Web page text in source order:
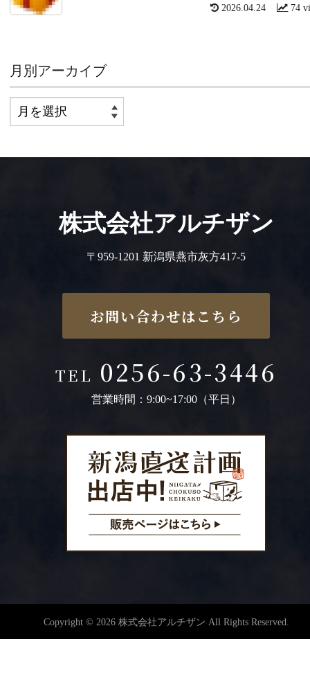
74
2026.04.24
月別アーカイブ
株式会社アルチザン
〒959-1201 新潟県燕市灰方417-5
お問い合わせはこちら
TEL 0256-63-3446
営業時間：9:00~17:00（平日）
Copyright © 2026 株式会社アルチザン All Rights Reserved.